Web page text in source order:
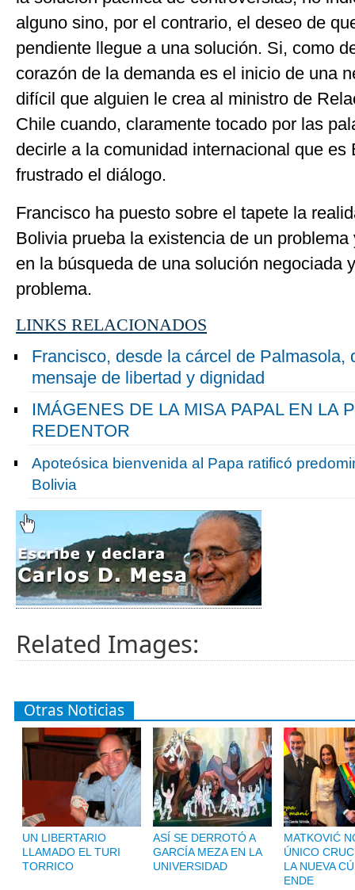
alguno sino, por el contrario, el deseo de
pendiente llegue a una solución. Si, como
corazón de la demanda es el inicio de una
difícil que alguien le crea al ministro de
Chile cuando, claramente tocado por las
decirle a la comunidad internacional que es
frustrado el diálogo.
Francisco ha puesto sobre el tapete la
Bolivia prueba la existencia de un
en la búsqueda de una solución negociada
problema.
LINKS RELACIONADOS
Francisco, desde la cárcel de Palmasola,
mensaje de libertad y dignidad
IMÁGENES DE LA MISA PAPAL EN LA
REDENTOR
Apoteósica bienvenida al Papa ratificó
Bolivia
Related Images:
Otras Noticias
UN LIBERTARIO
LLAMADO EL TURI
TORRICO
ASÍ SE DERROTÓ A
GARCÍA MEZA EN LA
UNIVERSIDAD
MATKOVIĆ
ÚNICO
LA NUEVA
ENDE